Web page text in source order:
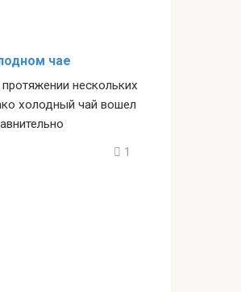
чае
нескольких
холодный чай вошел
1